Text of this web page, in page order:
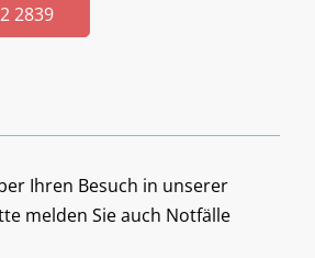
2839
Ihren Besuch in unserer
melden Sie auch Notfälle